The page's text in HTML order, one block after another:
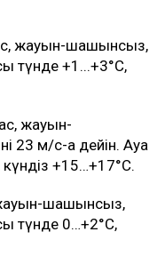
жауын-шашынсыз,
түнде +1...+3°C,
жауын-
23 м/с-қа дейін. Ауа
+15…+17°C.
жауын-шашынсыз,
түнде 0…+2°C,